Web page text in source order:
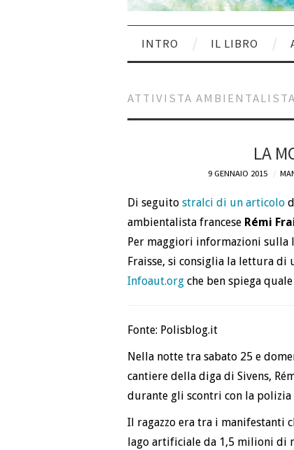
INTRO IL LIBRO
ATTIVISTA
LA
9 GENNAIO 2015
Di seguito stralci di un articolo
ambientalista francese Rémi
Per maggiori informazioni
Fraisse, si consiglia la lettura
Infoaut.org che ben spiega
Fonte: Polisblog.it
Nella notte tra sabato 25 e
cantiere della diga di Sivens,
durante gli scontri con la polizia
Il ragazzo era tra i manifestanti
lago artificiale da 1,5 milioni di